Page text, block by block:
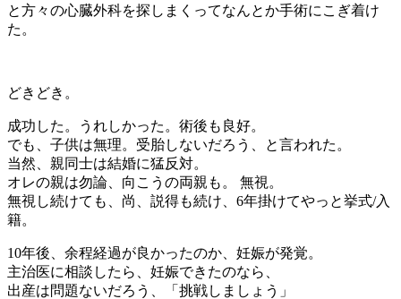
と方々の心臓外科を探しまくってなんとか手術にこぎ着け
た。
どきどき。
成功した。うれしかった。術後も良好。
でも、子供は無理。受胎しないだろう、と言われた。
当然、親同士は結婚に猛反対。
オレの親は勿論、向こうの両親も。 無視。
無視し続けても、尚、説得も続け、6年掛けてやっと挙式/入
籍。
10年後、余程経過が良かったのか、妊娠が発覚。
主治医に相談したら、妊娠できたのなら、
出産は問題ないだろう、「挑戦しましょう」